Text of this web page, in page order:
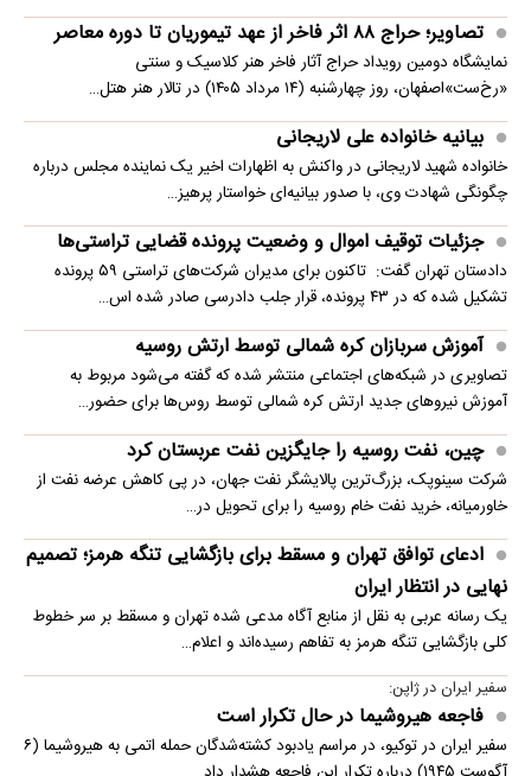
تصاویر؛ حراج ۸۸ اثر فاخر از عهد تیموریان تا دوره معاصر
نمایشگاه دومین رویداد حراج آثار فاخر هنر کلاسیک و سنتی
«رخ‌ست»اصفهان، روز چهارشنبه (۱۴ مرداد ۱۴۰۵) در تالار هنر هتل…
بیانیه خانواده علی لاریجانی
خانواده شهید لاریجانی در واکنش به اظهارات اخیر یک نماینده مجلس درباره
چگونگی شهادت وی، با صدور بیانیه‌ای خواستار پرهیز…
جزئیات توقیف اموال و وضعیت پرونده قضایی تراستی‌ها
دادستان تهران گفت: تاکنون برای مدیران شرکت‌های تراستی ۵۹ پرونده
تشکیل شده که در ۴۳ پرونده، قرار جلب دادرسی صادر شده اس…
آموزش سربازان کره شمالی توسط ارتش روسیه
تصاویری در شبکه‌های اجتماعی منتشر شده که گفته می‌شود مربوط به
آموزش نیروهای جدید ارتش کره شمالی توسط روس‌ها برای حضور…
چین، نفت روسیه را جایگزین نفت عربستان کرد
شرکت سینوپک، بزرگ‌ترین پالایشگر نفت جهان، در پی کاهش عرضه نفت از
خاورمیانه، خرید نفت خام روسیه را برای تحویل در…
ادعای توافق تهران و مسقط برای بازگشایی تنگه هرمز؛ تصمیم
نهایی در انتظار ایران
یک رسانه عربی به نقل از منابع آگاه مدعی شده تهران و مسقط بر سر خطوط
کلی بازگشایی تنگه هرمز به تفاهم رسیده‌اند و اعلام…
سفیر ایران در ژاپن:
فاجعه هیروشیما در حال تکرار است
سفیر ایران در توکیو، در مراسم یادبود کشته‌شدگان حمله اتمی به هیروشیما (۶